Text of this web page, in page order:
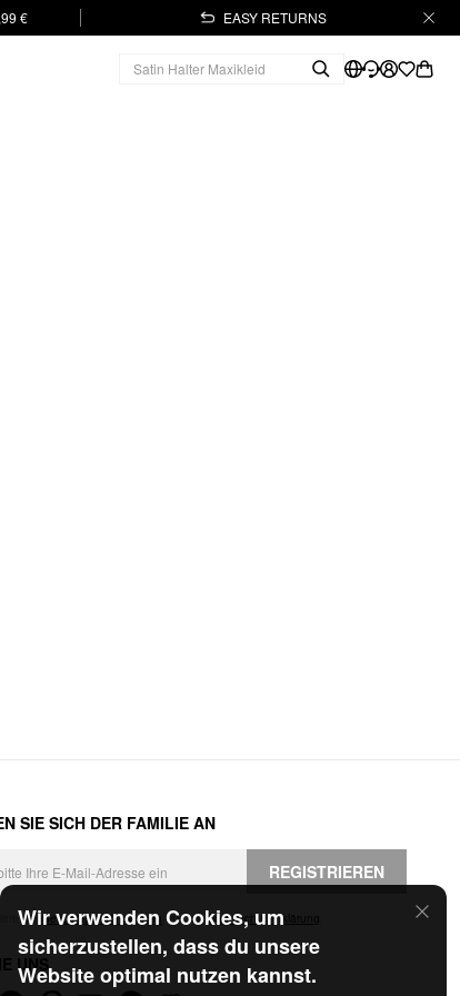
€ EASY RETURNS
Wir verwenden Cookies, um
sicherzustellen, dass du unsere
Website optimal nutzen kannst.
SIE SICH DER FAMILIE AN
REGISTRIEREN
dieGeschäftsbedingungen und die Datenschutzerklärung
UNS